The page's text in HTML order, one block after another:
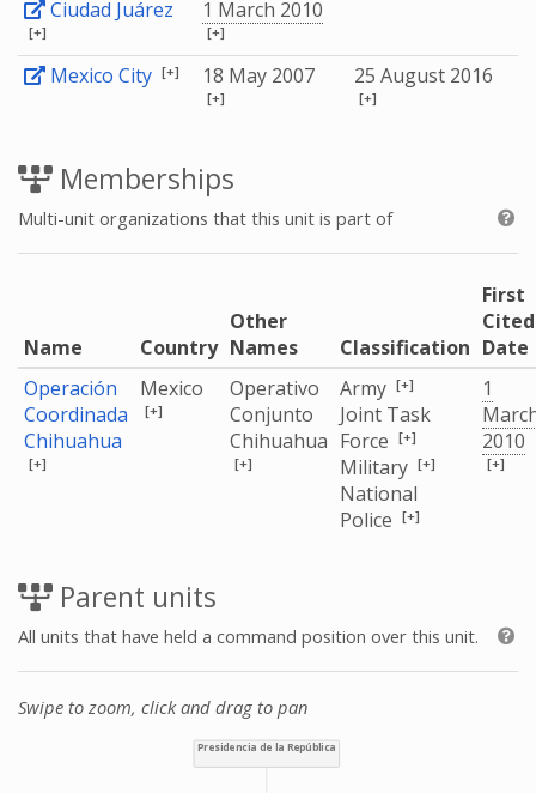
Ciudad Juárez
[+]
1 March 2010
[+]
Mexico City [+] 18 May 2007
[+]
25 August 2016
[+]
Memberships
Multi-unit organizations that this unit is part of
Name Country
Other
Names
Classification
First
Cited
Date
Operación
Coordinada
Chihuahua
[+]
Mexico
[+]
Operativo
Conjunto
Chihuahua
[+]
Army [+]
Joint Task
Force [+]
Military [+]
National
Police [+]
1
2010
[+]
Parent units
All units that have held a command position over this unit.
Swipe to zoom, click and drag to pan